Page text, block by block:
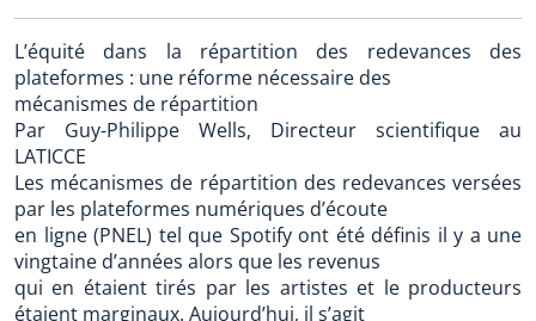
L’équité dans la répartition des redevances des
plateformes : une réforme nécessaire des
mécanismes de répartition
Par Guy-Philippe Wells, Directeur scientifique au
LATICCE
Les mécanismes de répartition des redevances versées
par les plateformes numériques d’écoute
en ligne (PNEL) tel que Spotify ont été définis il y a une
vingtaine d’années alors que les revenus
qui en étaient tirés par les artistes et le producteurs
étaient marginaux. Aujourd’hui, il s’agit